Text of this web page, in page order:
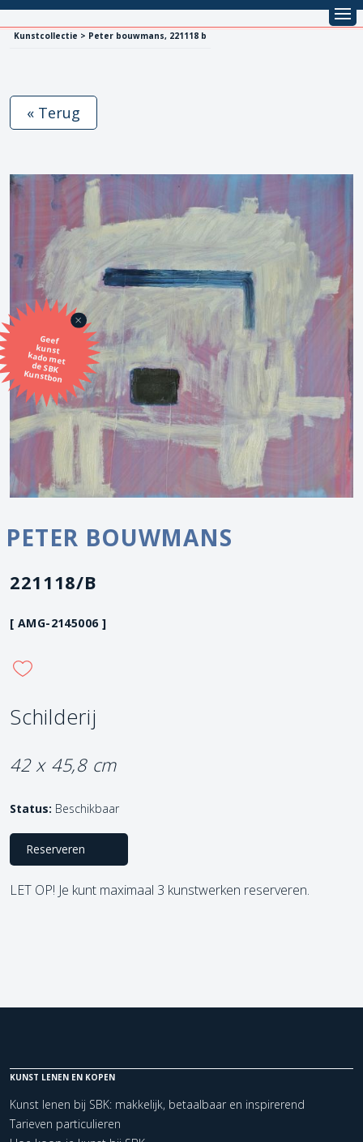
Kunstcollectie > Peter bouwmans, 221118 b
Geef
kunst
kado met
de SBK
Kunstbon
« Terug
PETER BOUWMANS
221118/B
[ AMG-2145006 ]
Schilderij
42 x 45,8 cm
Status: Beschikbaar
Reserveren
LET OP! Je kunt maximaal 3 kunstwerken reserveren.
KUNST LENEN EN KOPEN
Kunst lenen bij SBK: makkelijk, betaalbaar en inspirerend
Tarieven particulieren